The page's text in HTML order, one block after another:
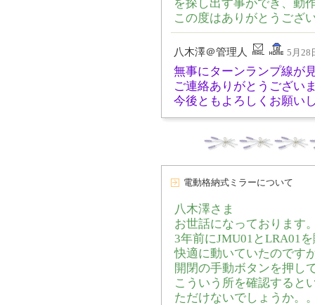
を探し出す事ができ、動
この度はありがとうござ
八木澤＠管理人 5月28
無事にターンランプ線が
ご連絡ありがとうござい
今後ともよろしくお願い
電動格納式ミラーについて
八木澤さま
お世話になっております
3年前にJMU01とLRA01
快適に動いていたのです
開閉の手動ボタンを押し
こういう所を確認すると
ただけないでしょうか。